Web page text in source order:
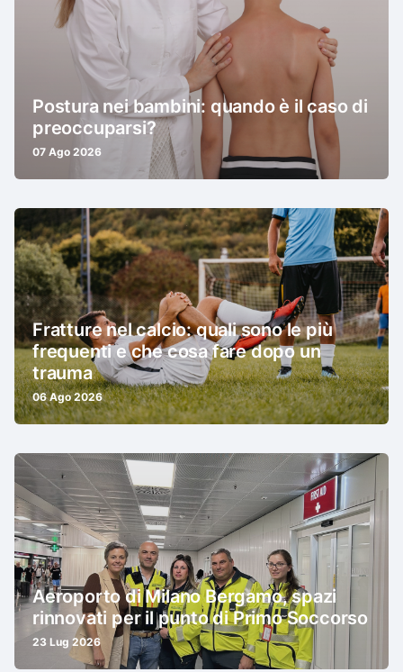
Postura nei bambini: quando è il caso di
preoccuparsi?
07 Ago 2026
Fratture nel calcio: quali sono le più
frequenti e che cosa fare dopo un
trauma
06 Ago 2026
Aeroporto di Milano Bergamo, spazi
rinnovati per il punto di Primo Soccorso
23 Lug 2026